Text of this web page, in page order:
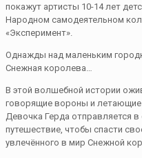
покажут артисты 10-14 лет
Народном самодеятельном
«Эксперимент».
Однажды над маленьким
Снежная королева…
В этой волшебной истории
говорящие вороны и
Девочка Герда отправляется в
путешествие, чтобы спасти
увлечённого в мир Снежной